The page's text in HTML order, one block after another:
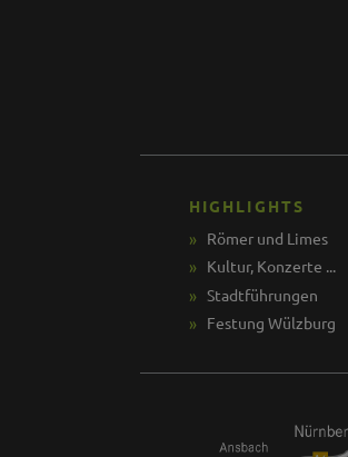
HIGHLIGHTS
Römer und Limes
Kultur, Konzerte ...
Stadtführungen
Festung Wülzburg